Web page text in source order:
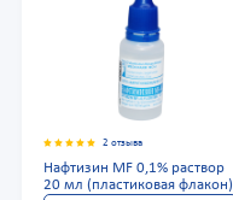
2 отзыва
Нафтизин MF 0,1% раствор
20 мл (пластиковая флакон)